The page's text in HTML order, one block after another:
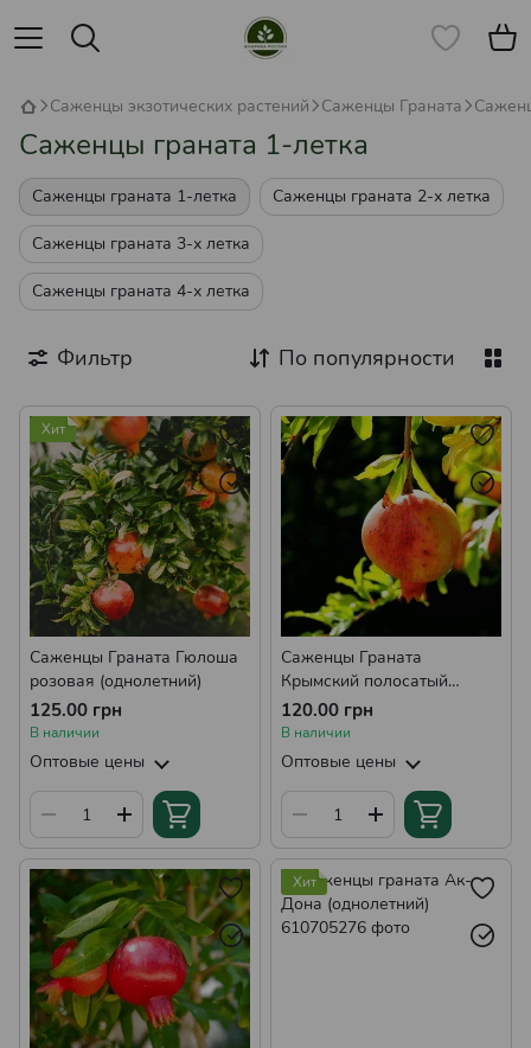
Саженцы экзотических растений Саженцы Граната
Саженцы граната 1-летка
Саженцы граната 1-летка Саженцы граната 2-х летка
Саженцы граната 3-х летка
Саженцы граната 4-х летка
Фильтр По популярности
Хит
Саженцы Граната Гюлоша
розовая (однолетний)
125.00 грн
В наличии
Оптовые цены
Саженцы Граната
Крымский полосатый
(однолетний)
120.00 грн
В наличии
Оптовые цены
Хит